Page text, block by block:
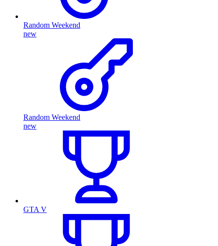
Random Weekend
new
Random Weekend
new
GTA V